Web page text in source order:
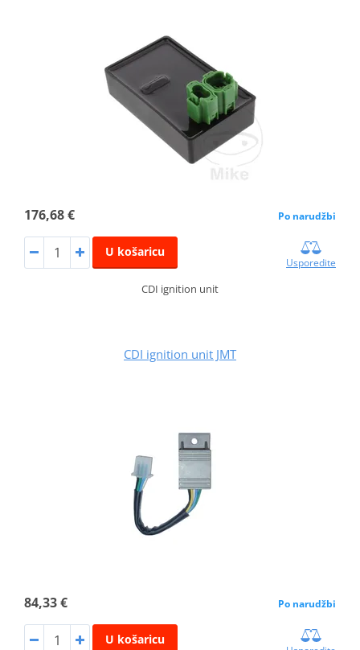
176,68 € Po narudžbi
U košaricu
Usporedite
CDI ignition unit
CDI ignition unit JMT
84,33 € Po narudžbi
U košaricu